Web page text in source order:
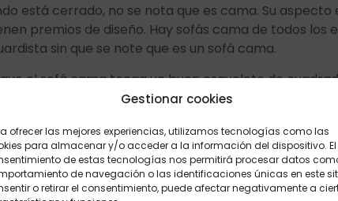
Gestionar cookies
ofrecer las mejores experiencias, utilizamos tecnologías como las
para almacenar y/o acceder a la información del dispositivo. El
de estas tecnologías nos permitirá procesar datos
de navegación o las identificaciones únicas en este
o retirar el consentimiento, puede afectar negativamente a
está cerrado, no se nota que es cama. Su
premios de diseño. Hay sofás cama de todos los
sin que se note que es un sofá cama.
que el sofá cama tenga un buen esqueleto de
del mismo.
y grosor suficiente para que no se doblen , aún en
y la presión al abrir y cerrar el sofá cama.
de calidad aseguran la longevidad de un